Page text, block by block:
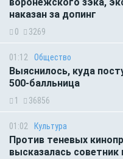
наказан за допинг
0 3269
01:12 Общество
Выяснилось, куда
500-балльница
1 36856
01:02 Культура
Против теневых
высказалась советник